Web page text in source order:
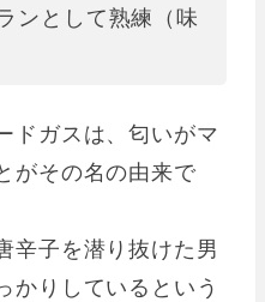
ンとして熟練（味
ドガスは、匂いがマ
がその名の由来で
辛子を潜り抜けた男
かりしているという